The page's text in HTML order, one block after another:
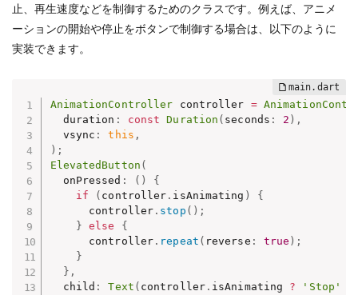
止、再生速度などを制御するためのクラスです。例えば、アニメ
ーションの開始や停止をボタンで制御する場合は、以下のように
実装できます。
AnimationController controller =
  duration
: const Duration ( seconds : 2 ) ,
  vsync
: this ,
) ;
ElevatedButton (
  onPressed
: ( )
{
if
( controller . isAnimating )
{
      controller
. stop ( ) ;
}
else
{
      controller
. repeat ( reverse : true ) ;
}
} ,
  child
: Text ( controller. isAnimating ? 'Stop'